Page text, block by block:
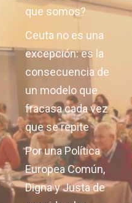
que somos?
Ceuta no es una
excepción: es la
consecuencia de
un modelo que
fracasa cada vez
que se repite
Por una Política
Europea Común,
Digna y Justa de